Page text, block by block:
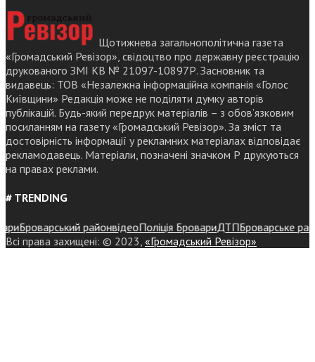
Щотижнева загальнополітична газета
«Громадський Ревізор», свідоцтво про державну реєстрацію
друкованого ЗМІ КВ № 21097-10897Р. Засновник та
видавець: ТОВ «Незалежна інформаційна компанія «Голос
Київщини» Редакція може не поділяти думку авторів
публікацій. Будь-який передрук матеріалів – з обов’язковим
посиланням на газету «Громадський Ревізор». За зміст та
достовірність інформації у рекламних матеріалах відповідає
рекламодавець. Матеріали, позначені значком Р друкуються
на правах реклами.
# TRENDING
Броварський районвідеоПоліція БровариДТПБроварське
Всі права захищені: © 2023, «Громадський Ревізор»